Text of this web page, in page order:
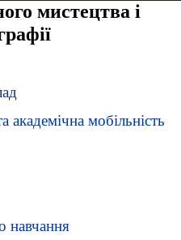
мистецтва і
академічна мобільність
навчання